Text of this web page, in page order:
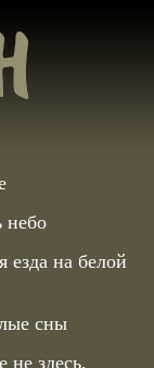
небо
езда на белой
сны
не здесь,